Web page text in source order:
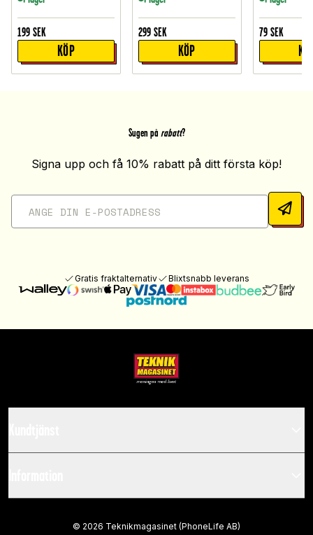
199 SEK
KÖP
299 SEK
KÖP
79 SEK
Sugen på rabatt?
Signa upp och få 10% rabatt på ditt första köp!
Gratis fraktalternativ Blixtsnabb leverans
© 2026 Teknikmagasinet (PhoneLife AB)